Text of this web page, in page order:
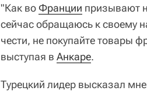
"Как во Франции призывают
сейчас обращаюсь к своему
чести, не покупайте товары
выступая в Анкаре.
Турецкий лидер высказал